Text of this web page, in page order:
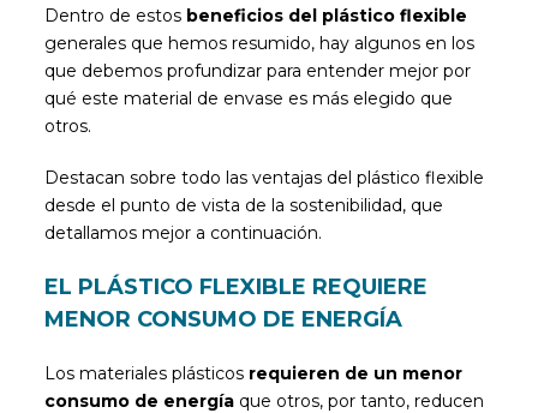
Dentro de estos beneficios del plástico flexible
generales que hemos resumido, hay algunos en los
que debemos profundizar para entender mejor por
qué este material de envase es más elegido que
otros.
Destacan sobre todo las ventajas del plástico flexible
desde el punto de vista de la sostenibilidad, que
detallamos mejor a continuación.
EL PLÁSTICO FLEXIBLE REQUIERE
MENOR CONSUMO DE ENERGÍA
Los materiales plásticos requieren de un menor
consumo de energía que otros, por tanto, reducen